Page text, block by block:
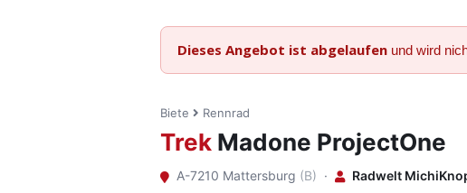
Dieses Angebot ist abgelaufen und wird
Biete Rennrad
Trek Madone ProjectOne
A-7210 Mattersburg (B) · Radwelt